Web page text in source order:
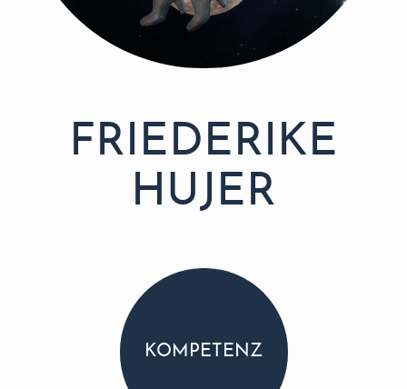
FRIEDERIKE
HUJER
KOMPETENZ